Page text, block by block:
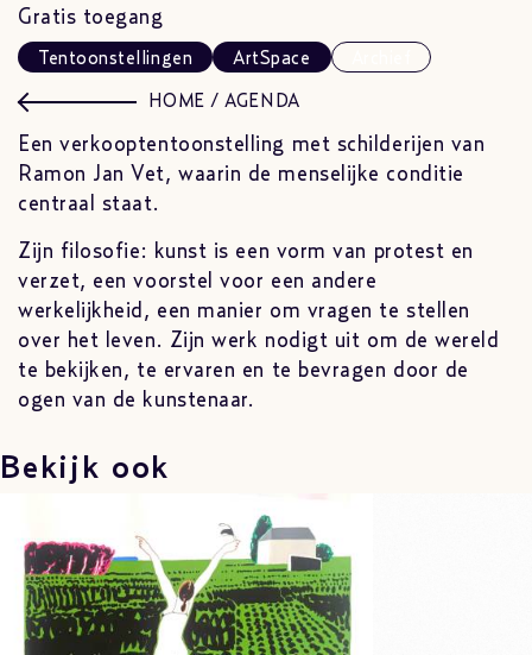
Gratis toegang
Tentoonstellingen ArtSpace
HOME / AGENDA
Een verkooptentoonstelling met schilderijen van
Ramon Jan Vet, waarin de menselijke conditie
centraal staat.
Zijn filosofie: kunst is een vorm van protest en
verzet, een voorstel voor een andere
werkelijkheid, een manier om vragen te stellen
over het leven. Zijn werk nodigt uit om de wereld
te bekijken, te ervaren en te bevragen door de
ogen van de kunstenaar.
Bekijk ook